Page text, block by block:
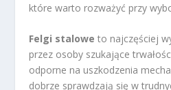
które warto rozważyć przy
Felgi stalowe to najczęściej
przez osoby szukające
odporne na uszkodzenia
dobrze sprawdzają się w